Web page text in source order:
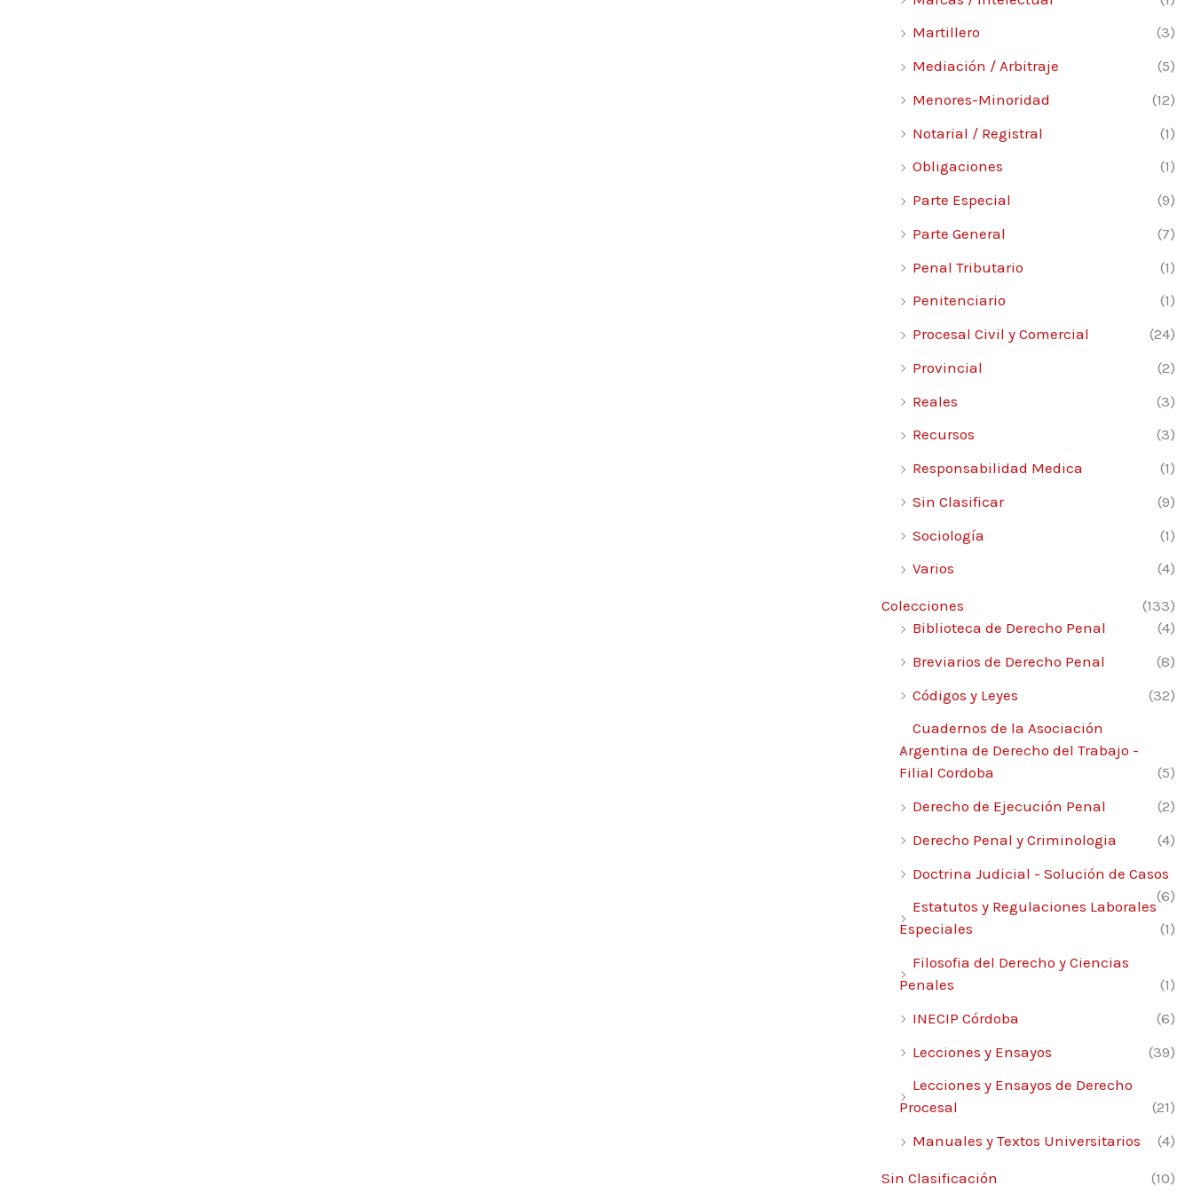
Martillero
(3)
Mediación / Arbitraje
(5)
Menores-Minoridad
(12)
Notarial / Registral
(1)
Obligaciones
(1)
Parte Especial
(9)
Parte General
(7)
Penal Tributario
(1)
Penitenciario
(1)
Procesal Civil y Comercial
(24)
Provincial
(2)
Reales
(3)
Recursos
(3)
Responsabilidad Medica
(1)
Sin Clasificar
(9)
Sociología
(1)
Varios
(4)
Colecciones
(133)
Biblioteca de Derecho Penal
(4)
Breviarios de Derecho Penal
(8)
Códigos y Leyes
(32)
Cuadernos de la Asociación
Argentina de Derecho del Trabajo -
Filial Cordoba
(5)
Derecho de Ejecución Penal
(2)
Derecho Penal y Criminologia
(4)
Doctrina Judicial - Solución de Casos
(6)
Estatutos y Regulaciones Laborales
Especiales
(1)
Filosofia del Derecho y Ciencias
Penales
(1)
INECIP Córdoba
(6)
Lecciones y Ensayos
(39)
Lecciones y Ensayos de Derecho
Procesal
(21)
Manuales y Textos Universitarios
(4)
Sin Clasificación (10)